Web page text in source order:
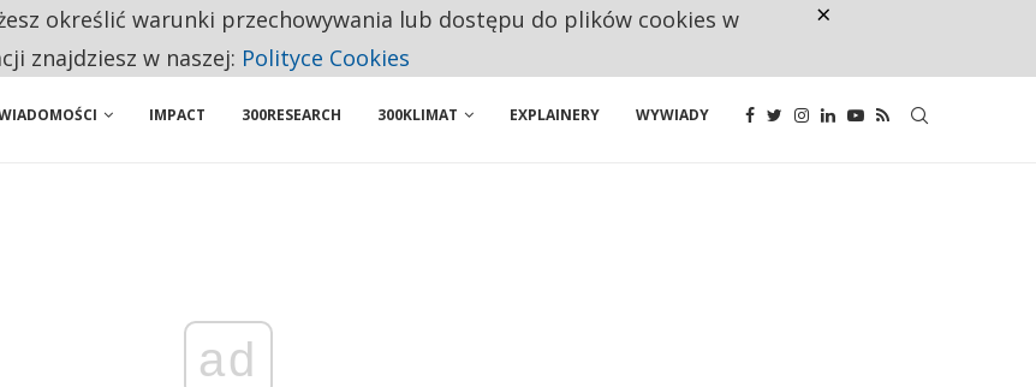
NA PODSTAWOWE ZAKUPY
IMPACT 300RESEARCH 300KLIMAT EXPLAINERY WYWIADY
ad
określić warunki przechowywania lub dostępu do plików cookies w
znajdziesz w naszej: Polityce Cookies
×